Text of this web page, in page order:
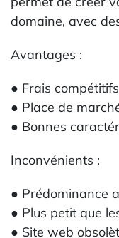
domaine, avec
Avantages :
● Frais compétitifs
● Place de
● Bonnes
Inconvénients :
● Prédominance
● Plus petit que
● Site web